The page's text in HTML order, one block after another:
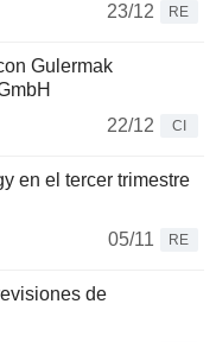
23/12
RE
Gulermak
22/12
CI
en el tercer trimestre
05/11
RE
de